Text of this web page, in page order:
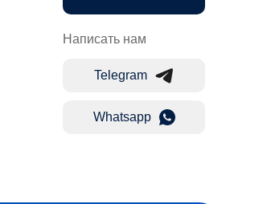
Написать нам
Telegram
Whatsapp